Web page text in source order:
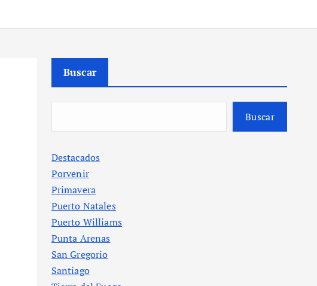
Buscar
Buscar
Destacados
Porvenir
Primavera
Puerto Natales
Puerto Williams
Punta Arenas
San Gregorio
Santiago